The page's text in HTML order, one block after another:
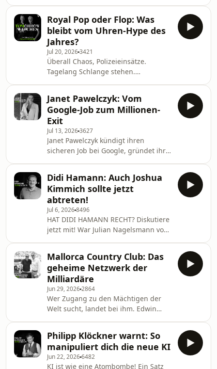
extreme Höhe, in der Benedikt Böhm
selbst Entsc
Franz Beckenbauer ist. Wolff hat alles
hautnah miterlebt. Er ist die Stimme
des deutschen Fußballs. Seit
Jahrzehnten kommentiert Wolff Fuss
die größten Spiele der Welt:
Weltmeisterschaften, Champions
League, Bundesliga und die größten
Momente der Fußballgeschich
Royal Pop oder Flop: Was
bleibt vom Uhren-Hype des
Jahres?
Jul 20, 20263421
Überall Chaos, Polizeieinsätze.
Tagelang Schlange stehen.
Pop war der spektakulärste Uhren-
Launch seit Jahren. Doch jetzt zählt
nur noch eine Frage: War das wirklich
ein Erfolg, oder ist der ganze Hype
verpufft? Tim Stracke, Founder und
Shareholder von Chrono24, der
größten Uhrenplattform der Welt,
und Tom Junkersdorf analysiere
Janet Pawelczyk: Vom
Google-Job zum Millionen-
Exit
Jul 13, 20263627
Janet Pawelczyk kündigt ihren
sicheren Job bei Google, gründet ihre
Millionen Euro. Heute baut sie
erfolgreiche Marken, entwickelt
Creator zu Unternehmern und gehört
zu den wichtigsten Stimmen der
Creator Economy. Doch wie gelingt
ein Millionen-Exit? Was unterscheidet
erfolgreiche Creator von denen, die
trotz Millionen-Reichweite schei
Didi Hamann: Auch Joshua
Kimmich sollte jetzt
abtreten!
Jul 6, 20268496
HAT DIDI HAMANN RECHT? Diskutiere
jetzt mit! War Julian Nagelsmann von
Wahrheit total überschätzt? Jetzt ist
Nagelsmann weg. Mit 7 Millionen
Euro Abfindung. Und: Muss Joshua
Kimmich als Kapitän der
Nationalmannschaft jetzt ebenfalls
abtreten? Und wer soll Deutschland
wieder zum Erfolg führen? Jürgen
Klopp sagt: Er ist auf
Mallorca Country Club: Das
geheime Netzwerk der
Milliardäre
Jun 29, 20262864
Wer Zugang zu den Mächtigen der
Welt sucht, landet bei ihm. Edwin
und Multi-Millionäre
zusammenbringt wie kein anderer Er
ist Inhaber vom Mallorca Country
Philipp Klöckner warnt: So
manipuliert dich die neue KI
Jun 22, 20266482
KI ist wie eine Atombombe! Ein Satz